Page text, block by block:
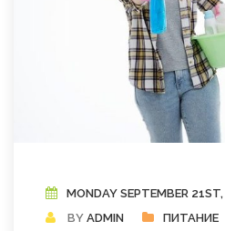
MONDAY SEPTEMBER
BY ADMIN ПИТАНИЕ